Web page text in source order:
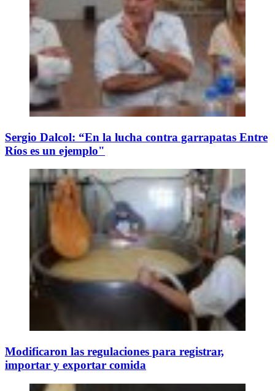
Sergio Dalcol: “En la lucha contra garrapatas Entre
Ríos es un ejemplo"
Modificaron las regulaciones para registrar,
importar y exportar comida